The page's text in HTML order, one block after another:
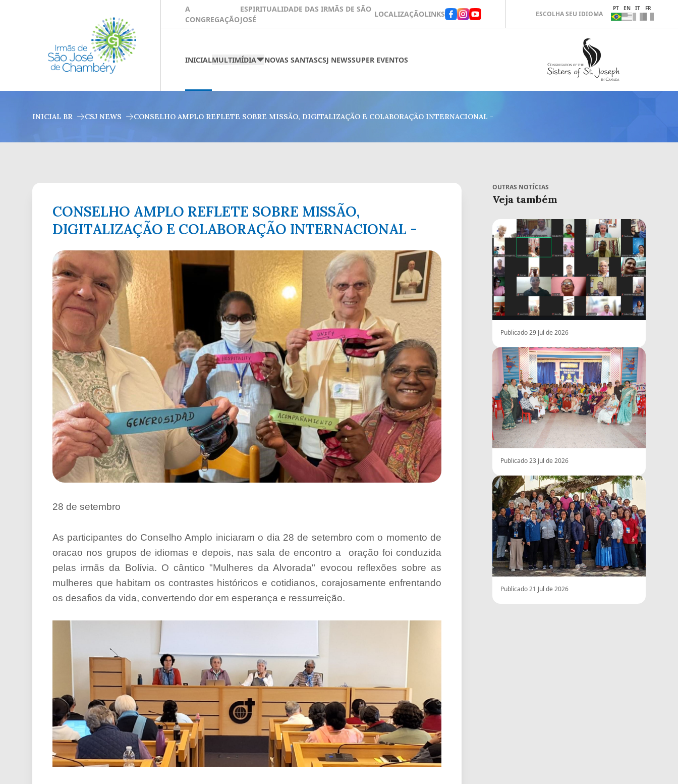
A
CONGREGAÇÃO
ESPIRITUALIDADE DAS IRMÃS DE SÃO
JOSÉ
LOCALIZAÇÃOLINKS ESCOLHA SEU IDIOMA
PT EN IT FR
INICIALMULTIMÍDIA NOVAS SANTASCSJ NEWSSUPER EVENTOS
INICIAL BR CSJ NEWS CONSELHO AMPLO REFLETE SOBRE MISSÃO, DIGITALIZAÇÃO E COLABORAÇÃO INTERNACIONAL -
CONSELHO AMPLO REFLETE SOBRE MISSÃO,
DIGITALIZAÇÃO E COLABORAÇÃO INTERNACIONAL -
28 de setembro
As participantes do Conselho Amplo iniciaram o dia 28 de setembro com o momento de
oracao nos grupos de idiomas e depois, nas sala de encontro a
oração foi conduzida
pelas irmãs da Bolívia. O cântico "Mulheres da Alvorada" evocou reflexões sobre as
mulheres que habitam os contrastes históricos e cotidianos, corajosamente enfrentando
os desafios da vida, convertendo dor em esperança e ressurreição.
OUTRAS NOTÍCIAS
Veja também
Publicado 29 Jul de 2026
Publicado 23 Jul de 2026
Publicado 21 Jul de 2026